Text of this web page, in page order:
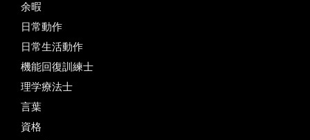
余暇
日常動作
日常生活動作
機能回復訓練士
理学療法士
言葉
資格